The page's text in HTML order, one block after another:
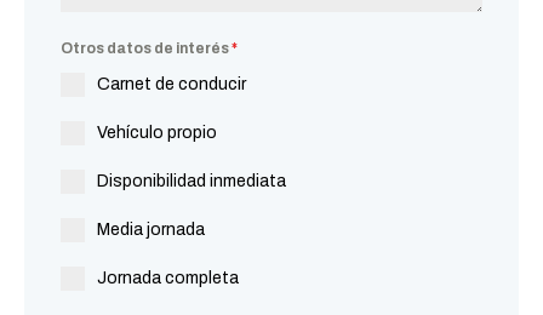
Otros datos de interés*
Carnet de conducir
Vehículo propio
Disponibilidad inmediata
Media jornada
Jornada completa